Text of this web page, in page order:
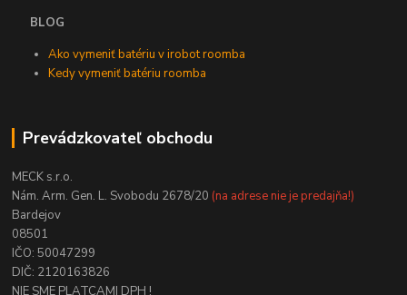
BLOG
Ako vymeniť batériu v irobot roomba
Kedy vymeniť batériu roomba
Prevádzkovateľ obchodu
MECK s.r.o.
Nám. Arm. Gen. L. Svobodu 2678/20 (na adrese nie je predajňa!)
Bardejov
08501
IČO: 50047299
DIČ: 2120163826
NIE SME PLATCAMI DPH !